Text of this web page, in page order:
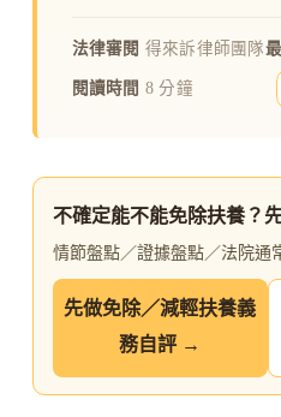
法律審閱 得來訴律師團隊
閱讀時間 8 分鐘
不確定能不能免除扶養？
情節盤點／證據盤點／法院通
先做免除／減輕扶養義
務自評 →